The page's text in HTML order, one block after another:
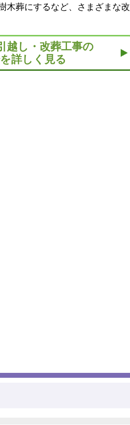
木葬にするなど、さまざまな改
越し・改葬工事の
詳しく見る